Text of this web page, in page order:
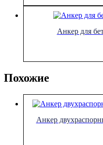
Анкер для
Похожие
Анкер